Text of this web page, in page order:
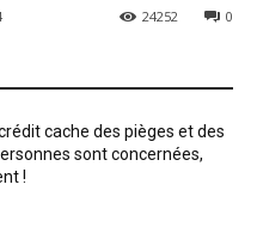
0
24252
cache des pièges et des
sont concernées,
!